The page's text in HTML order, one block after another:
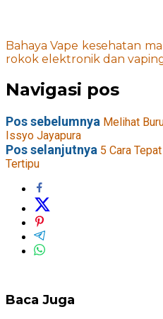
Bahaya Vape kesehatan
rokok elektronik dan
Navigasi pos
Pos sebelumnya Melihat
Issyo Jayapura
Pos selanjutnya 5 Cara
Tertipu
Baca Juga